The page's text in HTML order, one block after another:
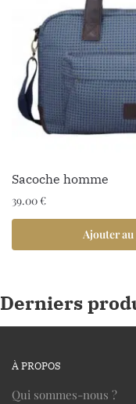
Sacoche homme
39.00€
Ajouter
Derniers
À PROPOS
Qui sommes-nous ?